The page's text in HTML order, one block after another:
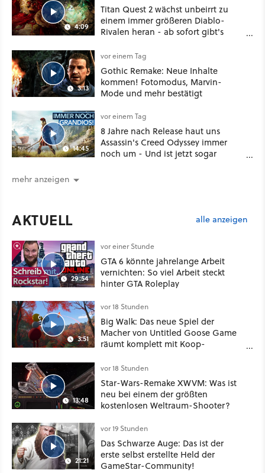
4:09
Titan Quest 2 wächst unbeirrt zu
einem immer größeren Diablo-
Rivalen heran - ab sofort gibt's
Klasse
3:13
vor einem Tag
Gothic Remake: Neue Inhalte
kommen! Fotomodus, Marvin-
Mode und mehr bestätigt
14:45
vor einem Tag
8 Jahre nach Release haut uns
Assassin's Creed Odyssey immer
noch um - Und ist jetzt sogar
mehr anzeigen
AKTUELL alle anzeigen
29:54
vor einer Stunde
GTA 6 könnte jahrelange Arbeit
vernichten: So viel Arbeit steckt
hinter GTA Roleplay
3:51
vor 18 Stunden
Big Walk: Das neue Spiel der
Macher von Untitled Goose Game
räumt komplett mit Koop-
13:48
vor 18 Stunden
Star-Wars-Remake XWVM: Was ist
neu bei einem der größten
kostenlosen Weltraum-Shooter?
21:21
vor 19 Stunden
Das Schwarze Auge: Das ist der
erste selbst erstellte Held der
GameStar-Community!